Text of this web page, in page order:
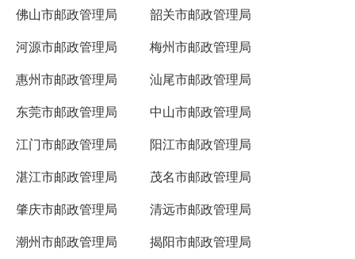
佛山市邮政管理局 韶关市邮政管理局
河源市邮政管理局 梅州市邮政管理局
惠州市邮政管理局 汕尾市邮政管理局
东莞市邮政管理局 中山市邮政管理局
江门市邮政管理局 阳江市邮政管理局
湛江市邮政管理局 茂名市邮政管理局
肇庆市邮政管理局 清远市邮政管理局
潮州市邮政管理局 揭阳市邮政管理局